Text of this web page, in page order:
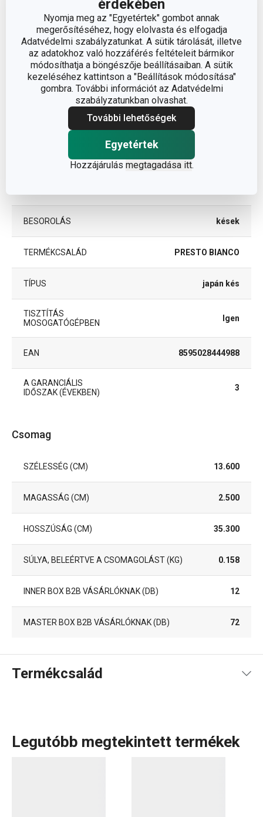
érdekében
Nyomja meg az "Egyetértek" gombot annak
megerősítéséhez, hogy elolvasta és elfogadja
Adatvédelmi szabályzatunkat. A sütik tárolását, illetve
az adatokhoz való hozzáférés feltételeit bármikor
módosíthatja a böngészője beállításaiban. A sütik
kezeléséhez kattintson a "Beállítások módosítása"
gombra. További információt az Adatvédelmi
szabályzatunkban olvashat.
További lehetőségek
Egyetértek
Hozzájárulás megtagadása itt.
A TERMÉK SZÉLESSÉGE (CM) 4
A TERMÉK HOSSZA (CM) 28
PENGE HOSSZA (CM)
BESOROLÁS kések
TERMÉKCSALÁD PRESTO BIANCO
TÍPUS japán kés
TISZTÍTÁS
MOSOGATÓGÉPBEN
Igen
EAN 8595028444988
A GARANCIÁLIS
IDŐSZAK (ÉVEKBEN)
3
Csomag
SZÉLESSÉG (CM) 13.600
MAGASSÁG (CM) 2.500
HOSSZÚSÁG (CM) 35.300
SÚLYA, BELEÉRTVE A CSOMAGOLÁST (KG) 0.158
INNER BOX B2B VÁSÁRLÓKNAK (DB) 12
MASTER BOX B2B VÁSÁRLÓKNAK (DB) 72
Termékcsalád
Legutóbb megtekintett termékek